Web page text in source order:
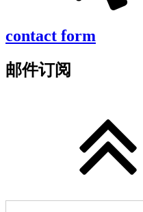
contact form
邮件订阅